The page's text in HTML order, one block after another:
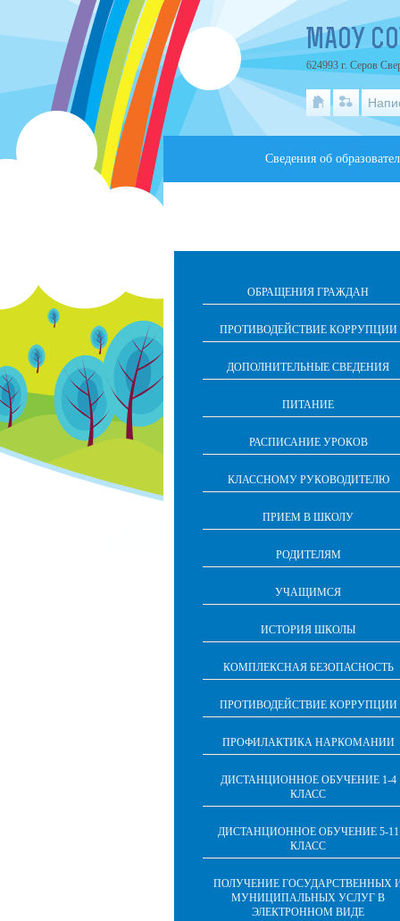
ОБРАЩЕНИЯ ГРАЖДАН
ПРОТИВОДЕЙСТВИЕ КОРРУПЦИИ
ДОПОЛНИТЕЛЬНЫЕ СВЕДЕНИЯ
ПИТАНИЕ
РАСПИСАНИЕ УРОКОВ
КЛАССНОМУ РУКОВОДИТЕЛЮ
ПРИЕМ В ШКОЛУ
РОДИТЕЛЯМ
УЧАЩИМСЯ
ИСТОРИЯ ШКОЛЫ
КОМПЛЕКСНАЯ БЕЗОПАСНОСТЬ
ПРОТИВОДЕЙСТВИЕ КОРРУПЦИИ
ПРОФИЛАКТИКА НАРКОМАНИИ
ДИСТАНЦИОННОЕ ОБУЧЕНИЕ 1-4
КЛАСС
ДИСТАНЦИОННОЕ ОБУЧЕНИЕ 5-11
КЛАСС
ПОЛУЧЕНИЕ ГОСУДАРСТВЕННЫХ
МУНИЦИПАЛЬНЫХ УСЛУГ В
ЭЛЕКТРОННОМ ВИДЕ
МАОУ
624993 г. Серов
Сведения об